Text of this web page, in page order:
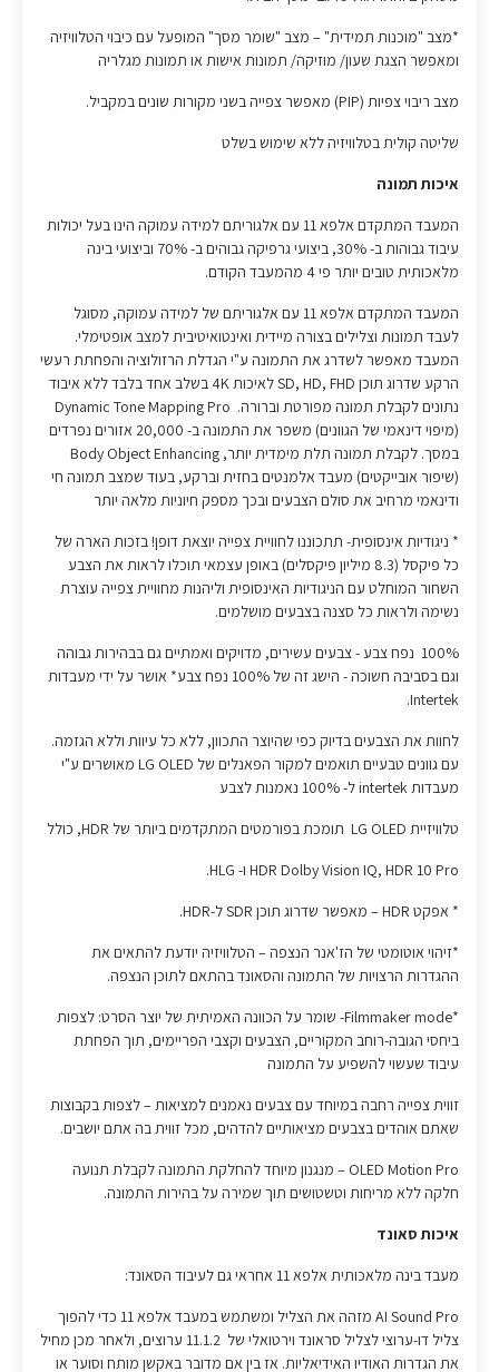
*מצב "מוכנות תמידית" – מצב "שומר מסך" המופעל עם כיבוי הטלוויזיה
ומאפשר הצגת שעון/ מוזיקה/ תמונות אישות או תמונות מגלריה
מצב ריבוי צפיות (PIP) מאפשר צפייה בשני מקורות שונים במקביל.
שליטה קולית בטלוויזיה ללא שימוש בשלט
איכות תמונה
המעבד המתקדם אלפא 11 עם אלגוריתם למידה עמוקה הינו בעל יכולות
עיבוד גבוהות ב- 30%, ביצועי גרפיקה גבוהים ב- 70% וביצועי בינה
מלאכותית טובים יותר פי 4 מהמעבד הקודם.
המעבד המתקדם אלפא 11 עם אלגוריתם של למידה עמוקה, מסוגל
לעבד תמונות וצלילים בצורה מיידית ואינטואיטיבית למצב אופטימלי.
המעבד מאפשר לשדרג את התמונה ע"י הגדלת הרזולוציה והפחתת רעשי
הרקע שדרוג תוכן SD, HD, FHD לאיכות 4K בשלב אחד בלבד ללא איבוד
נתונים לקבלת תמונה מפורטת וברורה. Dynamic Tone Mapping Pro
(מיפוי דינאמי של הגוונים) משפר את התמונה ב- 20,000 אזורים נפרדים
במסך. לקבלת תמונה תלת מימדית יותר, Body Object Enhancing
(שיפור אובייקטים) מעבד אלמנטים בחזית וברקע, בעוד שמצב תמונה חי
ודינאמי מרחיב את סולם הצבעים ובכך מספק חיוניות מלאה יותר
* ניגודיות אינסופית- תתכוננו לחוויית צפייה יוצאת דופן! בזכות הארה של
כל פיקסל (8.3 מיליון פיקסלים) באופן עצמאי תוכלו לראות את הצבע
השחור המוחלט עם הניגודיות האינסופית וליהנות מחוויית צפייה עוצרת
נשימה ולראות כל סצנה בצבעים מושלמים.
100% נפח צבע - צבעים עשירים, מדויקים ואמתיים גם בבהירות גבוהה
וגם בסביבה חשוכה - הישג זה של 100% נפח צבע* אושר על ידי מעבדות
Intertek.
לחוות את הצבעים בדיוק כפי שהיוצר התכוון, ללא כל עיוות וללא הגזמה.
עם גוונים טבעיים תואמים למקור הפאנלים של LG OLED מאושרים ע"י
מעבדות intertek ל- 100% נאמנות לצבע
טלוויזיית LG OLED תומכת בפורמטים המתקדמים ביותר של HDR, כולל
HDR Dolby Vision IQ, HDR 10 Pro ו- HLG.
* אפקט HDR – מאפשר שדרוג תוכן SDR ל-HDR.
*זיהוי אוטומטי של הז'אנר הנצפה – הטלוויזיה יודעת להתאים את
ההגדרות הרצויות של התמונה והסאונד בהתאם לתוכן הנצפה.
*Filmmaker mode- שומר על הכוונה האמיתית של יוצר הסרט: לצפות
ביחסי הגובה-רוחב המקוריים, הצבעים וקצבי הפריימים, תוך הפחתת
עיבוד שעשוי להשפיע על התמונה
זווית צפייה רחבה במיוחד עם צבעים נאמנים למציאות – לצפות בקבוצות
שאתם אוהדים בצבעים מציאותיים להדהים, מכל זווית בה אתם יושבים.
OLED Motion Pro – מנגנון מיוחד להחלקת התמונה לקבלת תנועה
חלקה ללא מריחות וטשטושים תוך שמירה על בהירות התמונה.
איכות סאונד
מעבד בינה מלאכותית אלפא 11 אחראי גם לעיבוד הסאונד:
AI Sound Pro מזהה את הצליל ומשתמש במעבד אלפא 11 כדי להפוך
צליל דו-ערוצי לצליל סראונד וירטואלי של 11.1.2 ערוצים, ולאחר מכן מחיל
את הגדרות האודיו האידיאליות. אז בין אם מדובר באקשן מותח וסוער או